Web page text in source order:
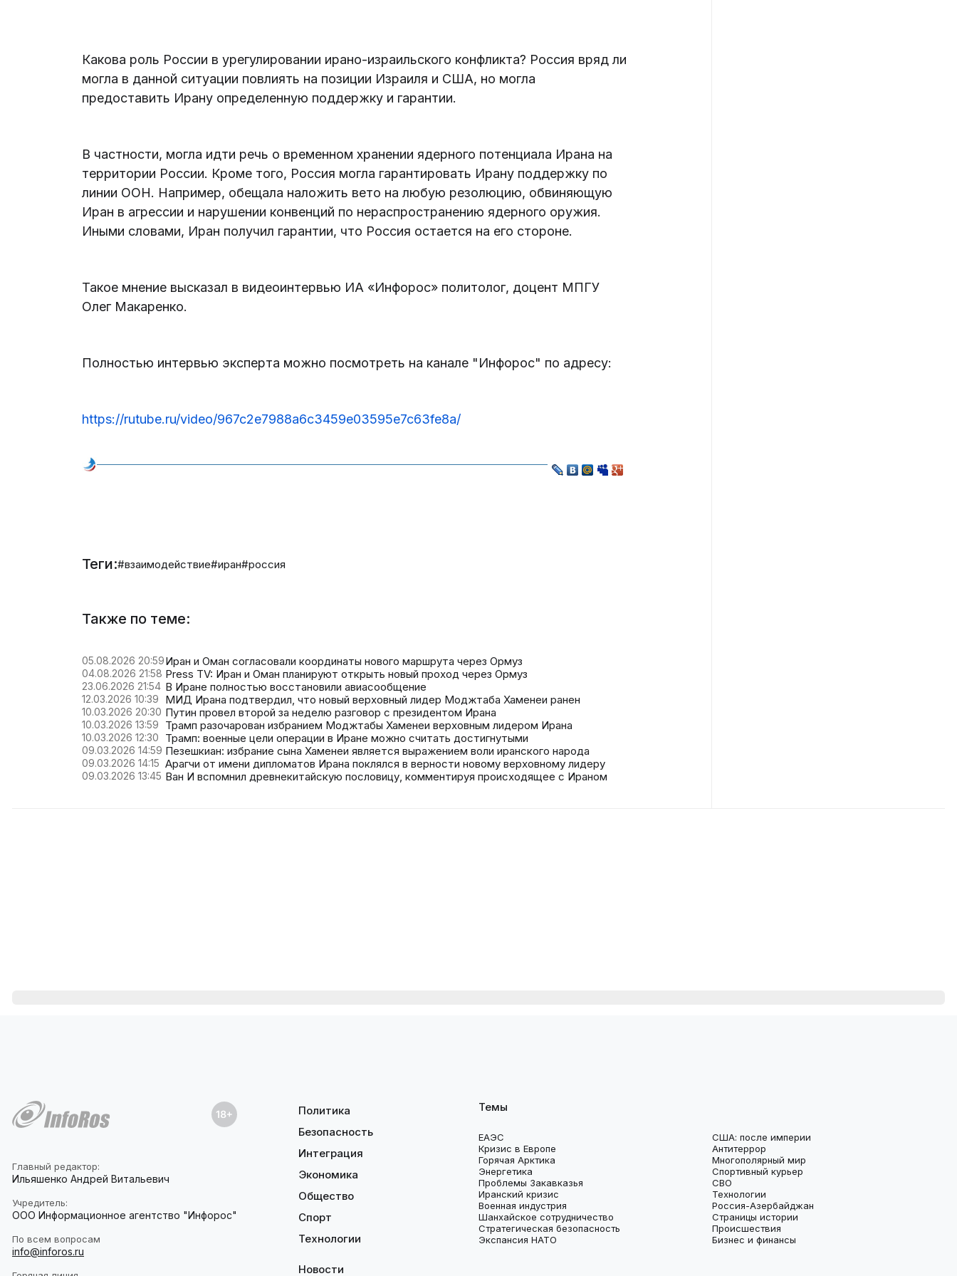
Какова роль России в урегулировании ирано-израильского конфликта? Россия вряд ли
могла в данной ситуации повлиять на позиции Израиля и США, но могла
предоставить Ирану определенную поддержку и гарантии.
В частности, могла идти речь о временном хранении ядерного потенциала Ирана на
территории России. Кроме того, Россия могла гарантировать Ирану поддержку по
линии ООН. Например, обещала наложить вето на любую резолюцию, обвиняющую
Иран в агрессии и нарушении конвенций по нераспространению ядерного оружия.
Иными словами, Иран получил гарантии, что Россия остается на его стороне.
Такое мнение высказал в видеоинтервью ИА «Инфорос» политолог, доцент МПГУ
Олег Макаренко.
Полностью интервью эксперта можно посмотреть на канале "Инфорос" по адресу:
https://rutube.ru/video/967c2e7988a6c3459e03595e7c63fe8a/
Теги:#взаимодействие#иран#россия
Также по теме:
05.08.2026 20:59Иран и Оман согласовали координаты нового маршрута через Ормуз
04.08.2026 21:58 Press TV: Иран и Оман планируют открыть новый проход через Ормуз
23.06.2026 21:54 В Иране полностью восстановили авиасообщение
12.03.2026 10:39 МИД Ирана подтвердил, что новый верховный лидер Моджтаба Хаменеи ранен
10.03.2026 20:30 Путин провел второй за неделю разговор с президентом Ирана
10.03.2026 13:59 Трамп разочарован избранием Моджтабы Хаменеи верховным лидером Ирана
10.03.2026 12:30 Трамп: военные цели операции в Иране можно считать достигнутыми
09.03.2026 14:59 Пезешкиан: избрание сына Хаменеи является выражением воли иранского народа
09.03.2026 14:15 Арагчи от имени дипломатов Ирана поклялся в верности новому верховному лидеру
09.03.2026 13:45 Ван И вспомнил древнекитайскую пословицу, комментируя происходящее с Ираном
Главный редактор:
Ильяшенко Андрей Витальевич
Учредитель:
ООО Информационное агентство "Инфорос"
По всем вопросам
info@inforos.ru
Политика
Безопасность
Интеграция
Экономика
Общество
Спорт
Технологии
Новости
Темы
ЕАЭС
США: после империи
Кризис в Европе
Антитеррор
Горячая Арктика
Многополярный мир
Энергетика
Спортивный курьер
Проблемы Закавказья
СВО
Иранский кризис
Технологии
Военная индустрия
Россия-Азербайджан
Шанхайское сотрудничество
Страницы истории
Стратегическая безопасность
Происшествия
Экспансия НАТО
Бизнес и финансы